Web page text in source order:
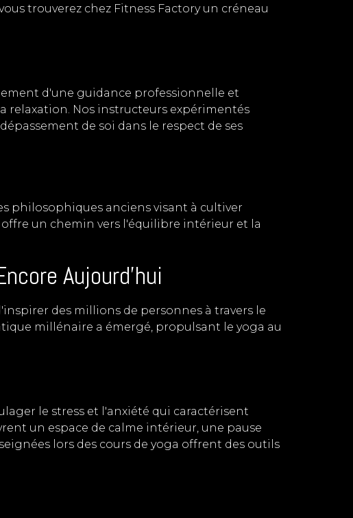
trouverez chez Fitness Factory un créneau
d'une guidance professionnelle et
relaxation. Nos instructeurs expérimentés
de soi dans le respect de ses
philosophiques anciens visant à cultiver
un chemin vers l'équilibre intérieur et la
Aujourd'hui
des millions de personnes à travers le
millénaire a émergé, propulsant le yoga au
le stress et l'anxiété qui caractérisent
un espace de calme intérieur, une pause
lors des cours de yoga offrent des outils